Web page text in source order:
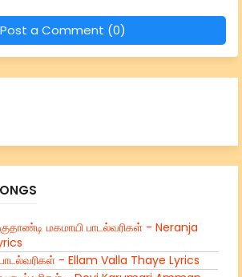
Post a Comment (0)
மகமாயி பாடல்வரிகள் - Neranja
- Ellam Valla Thaye Lyrics